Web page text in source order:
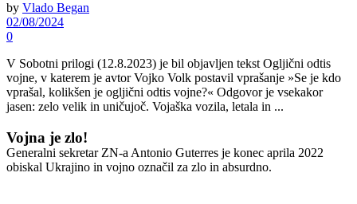
by Vlado Began
02/08/2024
0
V Sobotni prilogi (12.8.2023) je bil objavljen tekst Ogljični odtis
vojne, v katerem je avtor Vojko Volk postavil vprašanje »Se je kdo
vprašal, kolikšen je ogljični odtis vojne?« Odgovor je vsekakor
jasen: zelo velik in uničujoč. Vojaška vozila, letala in ...
Vojna je zlo!
Generalni sekretar ZN-a Antonio Guterres je konec aprila 2022
obiskal Ukrajino in vojno označil za zlo in absurdno.